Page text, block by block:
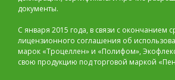
документы.
С января 2015 года, в связи с окончанием
лицензионного соглашения об
марок «Троцеллен» и «Полифом», Экофлекс
свою продукцию под торговой маркой